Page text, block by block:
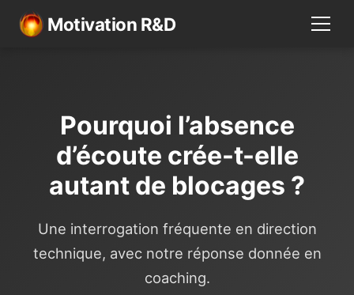
Motivation R&D
Pourquoi l’absence
d’écoute crée-t-elle
autant de blocages ?
Une interrogation fréquente en direction
technique, avec notre réponse donnée en
coaching.